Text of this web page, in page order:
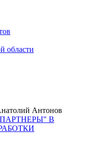
области
Антонов
В